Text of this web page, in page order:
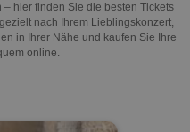
hier finden Sie die besten Tickets
nach Ihrem Lieblingskonzert,
in Ihrer Nähe und kaufen Sie Ihre
online.